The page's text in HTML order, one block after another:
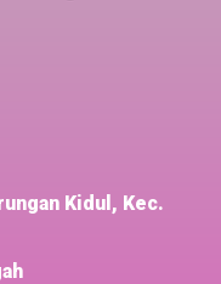
Kidul, Kec.